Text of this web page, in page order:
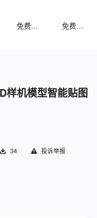
免费样机 免费字体
样机模型智能贴图
34 投诉举报